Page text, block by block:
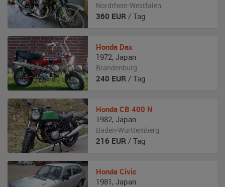
Nordrhein-Westfalen
360 EUR / Tag
Honda Dax
1972, Japan
Brandenburg
240 EUR / Tag
Honda CB 400 N
1982, Japan
Baden-Württemberg
216 EUR / Tag
Honda Civic
1981 , Japan